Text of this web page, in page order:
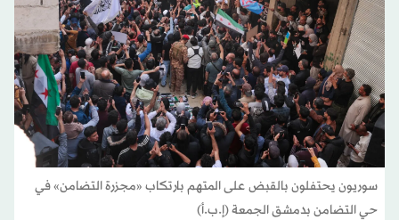
سوريون يحتفلون بالقبض على المتهم بارتكاب «مجزرة التضامن» في
حي التضامن بدمشق الجمعة (إ.ب.أ)